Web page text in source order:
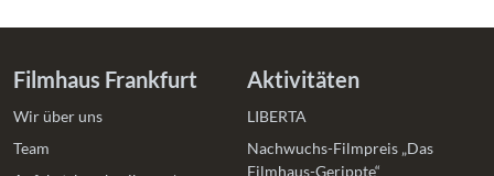
Filmhaus Frankfurt
Wir über uns
Team
Aktivitäten
LIBERTA
Nachwuchs-Filmpreis „Das
Filmhaus-Gerippte“